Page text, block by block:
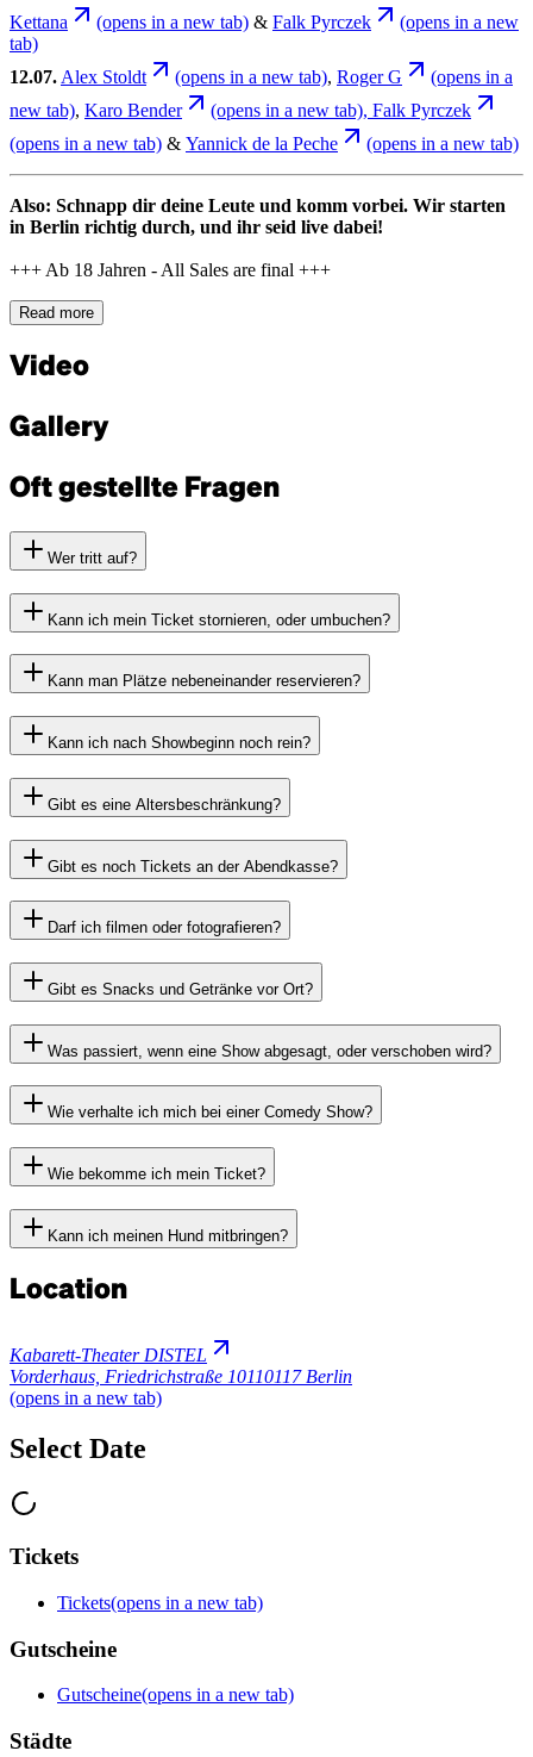
Kettana (opens in a new tab) & Falk Pyrczek
(opens in a new
tab)
12.07. Alex Stoldt (opens in a new tab), Roger G
(opens in a
new tab), Karo Bender (opens in a new tab), Falk Pyrczek
(opens in a new tab) & Yannick de la Peche (opens in a new tab)
Also: Schnapp dir deine Leute und komm vorbei. Wir starten
in Berlin richtig durch, und ihr seid live dabei!
+++ Ab 18 Jahren - All Sales are final +++
Read more
Video
Gallery
Oft gestellte Fragen
Wer tritt auf?
Kann ich mein Ticket stornieren, oder umbuchen?
Kann man Plätze nebeneinander reservieren?
Kann ich nach Showbeginn noch rein?
Gibt es eine Altersbeschränkung?
Gibt es noch Tickets an der Abendkasse?
Darf ich filmen oder fotografieren?
Gibt es Snacks und Getränke vor Ort?
Was passiert, wenn eine Show abgesagt, oder verschoben wird?
Wie verhalte ich mich bei einer Comedy Show?
Wie bekomme ich mein Ticket?
Kann ich meinen Hund mitbringen?
Location
Kabarett-Theater DISTEL
Vorderhaus, Friedrichstraße 10110117 Berlin
(opens in a new tab)
Select Date
Tickets
Tickets(opens in a new tab)
Gutscheine
Gutscheine(opens in a new tab)
Städte